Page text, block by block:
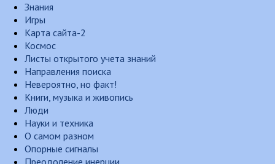
Знания
Игры
Карта сайта-2
Космос
Листы открытого учета знаний
Направления поиска
Невероятно, но факт!
Книги, музыка и живопись
Люди
Науки и техника
О самом разном
Опорные сигналы
Преодоление инерции